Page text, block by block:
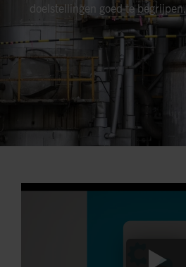
doelstellingen goed te begrijpen.